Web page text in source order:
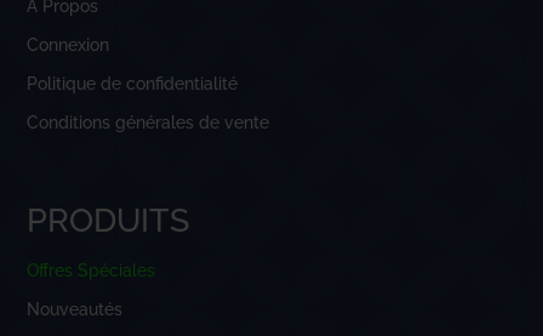
À Propos
Connexion
Politique de confidentialité
Conditions générales de vente
PRODUITS
Offres Spéciales
Nouveautés